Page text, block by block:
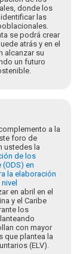
donde los
las
se podrá crear
atrás y en el
alcanzar su
un futuro
a la
foro de
ustedes la
de los
en
la elaboración
en abril en el
y el Caribe
los
con mayor
que plantea la
(ELV).